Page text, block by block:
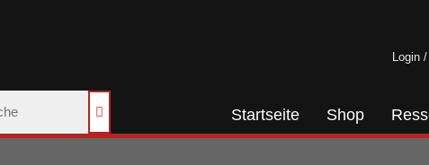
Login
Startseite Shop